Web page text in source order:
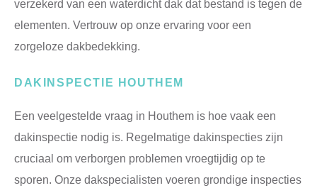
verzekerd van een waterdicht dak dat bestand is tegen de
elementen. Vertrouw op onze ervaring voor een
zorgeloze dakbedekking.
DAKINSPECTIE HOUTHEM
Een veelgestelde vraag in Houthem is hoe vaak een
dakinspectie nodig is. Regelmatige dakinspecties zijn
cruciaal om verborgen problemen vroegtijdig op te
sporen. Onze dakspecialisten voeren grondige inspecties